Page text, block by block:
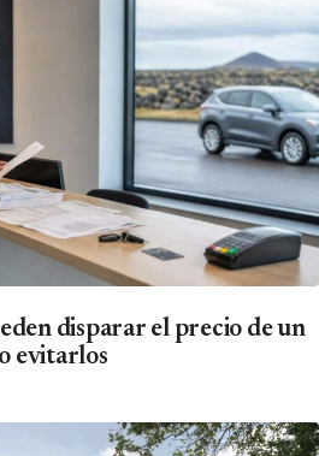
disparar el precio de un
evitarlos